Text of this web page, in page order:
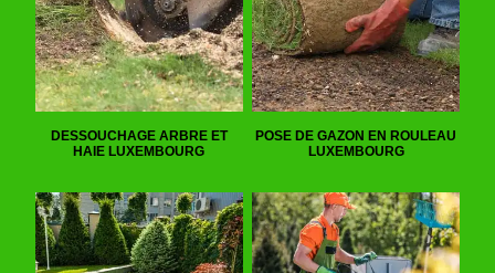
DESSOUCHAGE ARBRE ET
HAIE LUXEMBOURG
POSE DE GAZON EN ROULEAU
LUXEMBOURG